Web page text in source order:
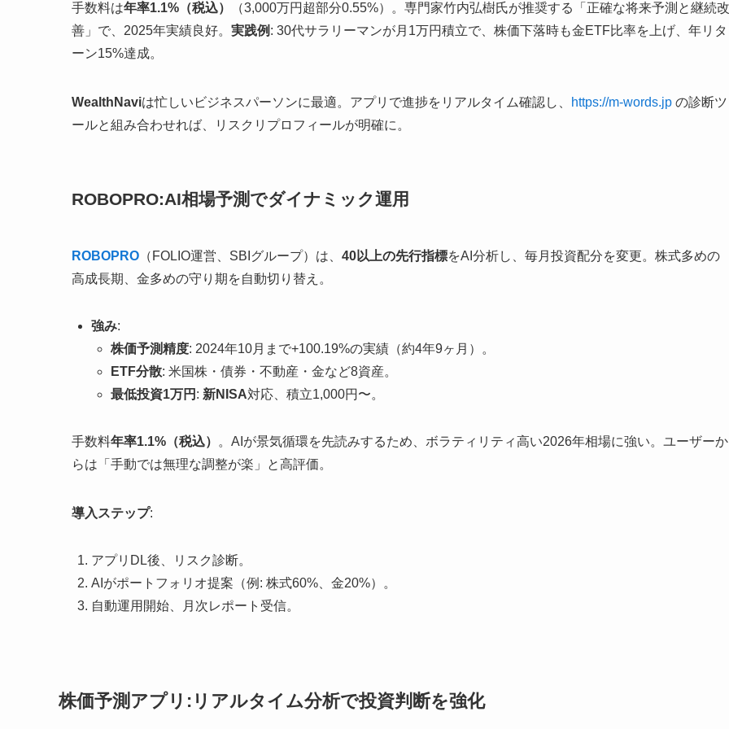
手数料は年率1.1%（税込）
（3,000万円超部分0.55%）。専門家竹内弘樹氏が推奨する「正確な将来予測と継続改
善」で、2025年実績良好。 実践例 : 30代サラリーマンが月1万円積立で、株価下落時も金ETF比率を上げ、年リタ
ーン15%達成。
WealthNaviは忙しいビジネスパーソンに最適。アプリで進捗をリアルタイム確認し、 https://m-words.jp の診断ツ
ールと組み合わせれば、リスクリプロフィールが明確に。
ROBOPRO:AI相場予測でダイナミック運用
ROBOPRO （FOLIO運営、SBIグループ）は、 40以上の先行指標をAI分析し、毎月投資配分を変更。株式多めの
高成長期、金多めの守り期を自動切り替え。
強み:
株価予測精度: 2024年10月まで+100.19%の実績（約4年9ヶ月）。
ETF分散: 米国株・債券・不動産・金など8資産。
最低投資1万円 : 新NISA対応、積立1,000円〜。
手数料年率1.1%（税込）
。AIが景気循環を先読みするため、ボラティリティ高い2026年相場に強い。ユーザーか
らは「手動では無理な調整が楽」と高評価。
導入ステップ:
アプリDL後、リスク診断。
AIがポートフォリオ提案（例: 株式60%、金20%）。
自動運用開始、月次レポート受信。
株価予測アプリ:リアルタイム分析で投資判断を強化